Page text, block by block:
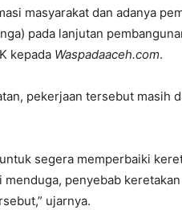
masyarakat dan adanya
pada lanjutan
kepada Waspadaaceh.com.
pekerjaan tersebut masih
segera memperbaiki
penyebab
ujarnya.